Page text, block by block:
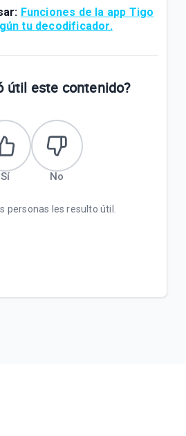
Funciones de la app Tigo
tu decodificador.
útil este contenido?
Sí No
personas les resulto útil.